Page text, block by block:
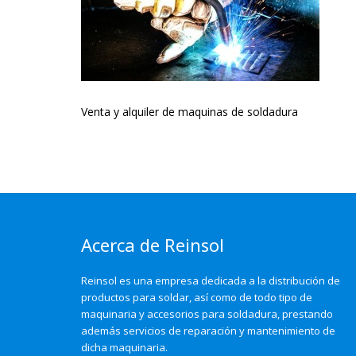
Venta y alquiler de maquinas de soldadura
Acerca de Reinsol
Reinsol es una empresa dedicada a la distribución de
productos para soldar, así como de todo tipo de
maquinaria y accesorios para soldadura, prestando
además servicios de reparación y mantenimiento de
dicha maquinaria.